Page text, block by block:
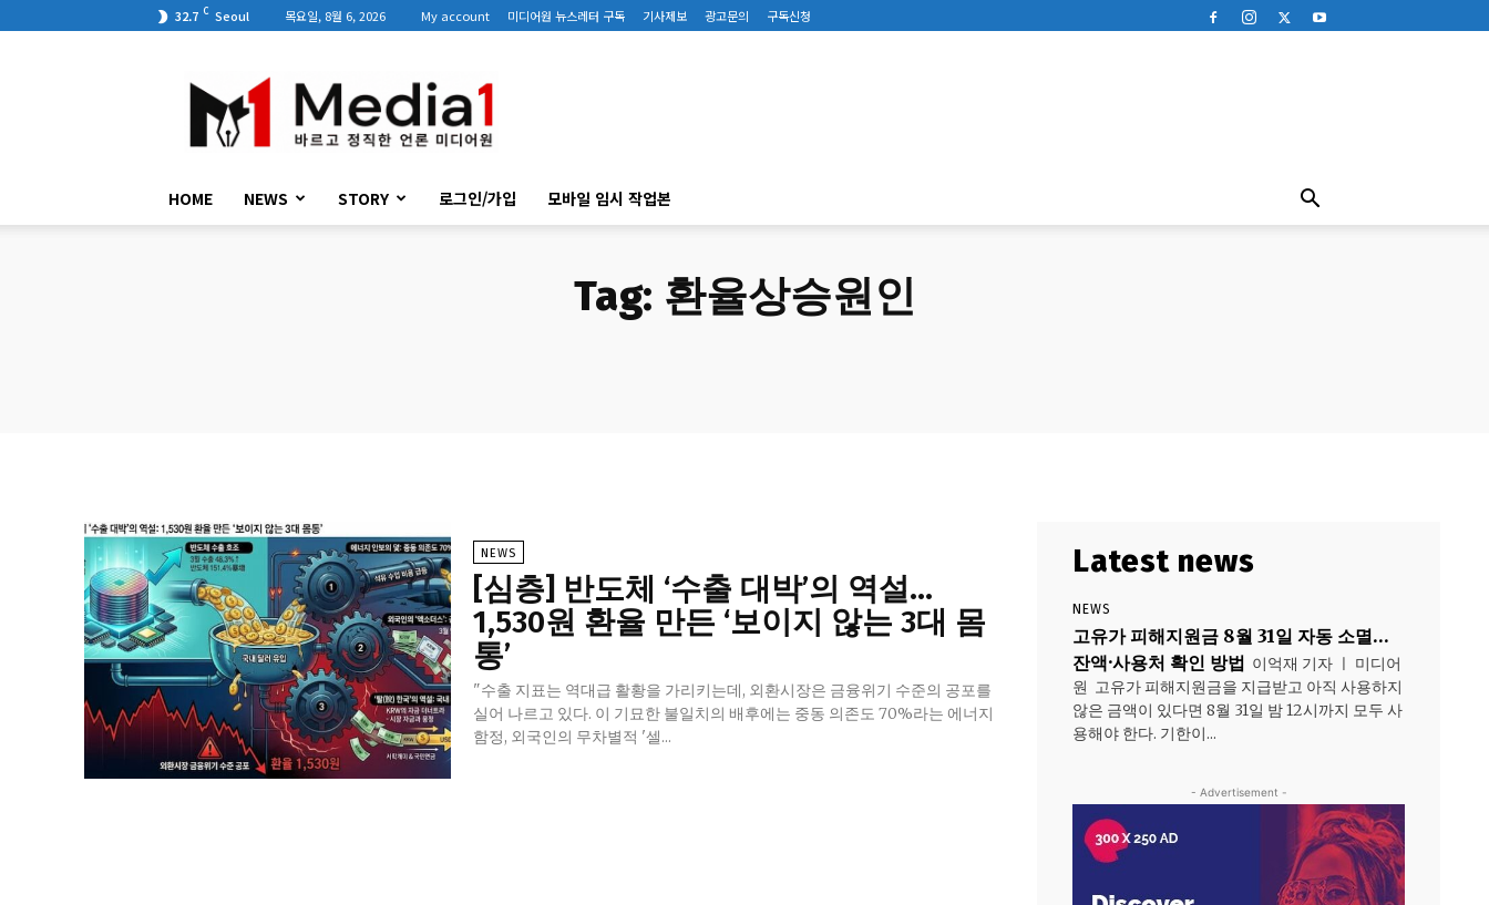
32.7 C Seoul 목요일, 8월 6, 2026 My account 미디어원 뉴스레터 구독 기사제보 광고문의 구독신청
디
어
원
HOME NEWS STORY 로그인/가입 모바일 임시 작업본
Tag: 환율상승원인
NEWS
[심층] 반도체 ‘수출 대박’의 역설…
1,530원 환율 만든 ‘보이지 않는 3대 몸
통’
"수출 지표는 역대급 활황을 가리키는데, 외환시장은 금융위기 수준의 공포를
실어 나르고 있다. 이 기묘한 불일치의 배후에는 중동 의존도 70%라는 에너지
함정, 외국인의 무차별적 '셀...
Latest news
NEWS
고유가 피해지원금 8월 31일 자동 소멸…
잔액·사용처 확인 방법 이억재 기자 ㅣ 미디어
원 고유가 피해지원금을 지급받고 아직 사용하지
않은 금액이 있다면 8월 31일 밤 12시까지 모두 사
용해야 한다. 기한이...
- Advertisement -